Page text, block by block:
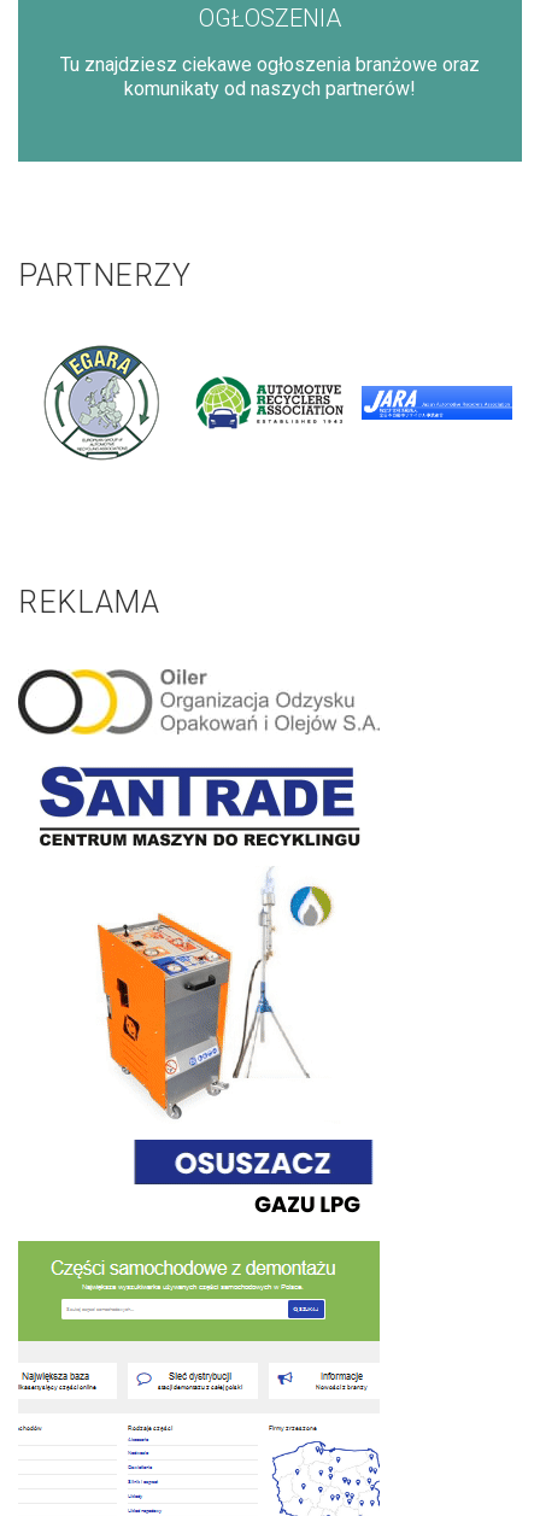
OGŁOSZENIA
Tu znajdziesz ciekawe ogłoszenia branżowe oraz
komunikaty od naszych partnerów!
PARTNERZY
REKLAMA